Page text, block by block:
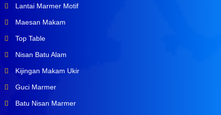
Lantai Marmer Motif
Maesan Makam
Top Table
Nisan Batu Alam
Kijingan Makam Ukir
Guci Marmer
Batu Nisan Marmer